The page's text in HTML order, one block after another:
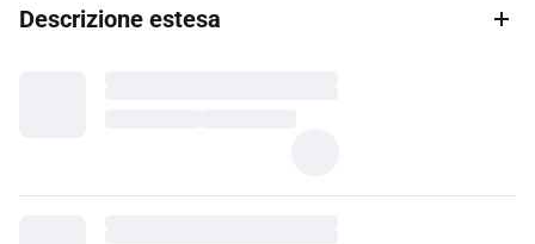
Descrizione estesa